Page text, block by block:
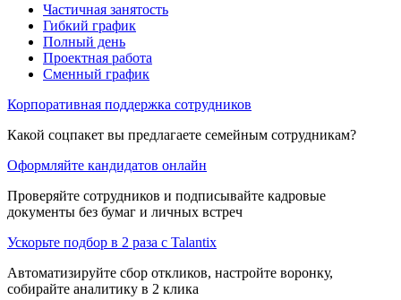
Частичная занятость
Гибкий график
Полный день
Проектная работа
Сменный график
Корпоративная поддержка сотрудников
Какой соцпакет вы предлагаете семейным сотрудникам?
Оформляйте кандидатов онлайн
Проверяйте сотрудников и подписывайте кадровые
документы без бумаг и личных встреч
Ускорьте подбор в 2 раза с Talantix
Автоматизируйте сбор откликов, настройте воронку,
собирайте аналитику в 2 клика